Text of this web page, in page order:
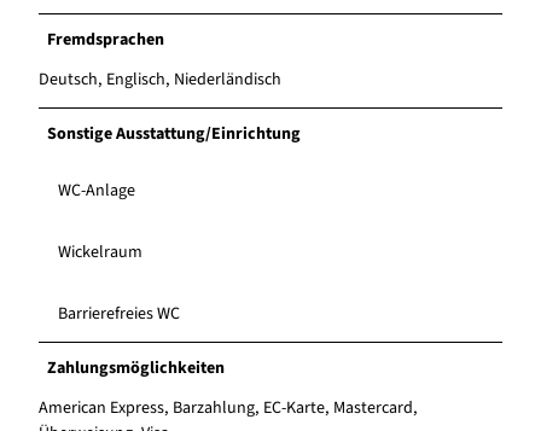
Fremdsprachen
Deutsch, Englisch, Niederländisch
Sonstige Ausstattung/Einrichtung
WC-Anlage
Wickelraum
Barrierefreies WC
Zahlungsmöglichkeiten
American Express, Barzahlung, EC-Karte, Mastercard,